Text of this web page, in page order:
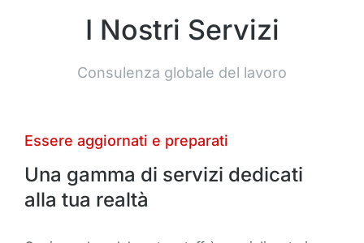
I Nostri Servizi
Consulenza globale del lavoro
Essere aggiornati e preparati
Una gamma di servizi dedicati
alla tua realtà